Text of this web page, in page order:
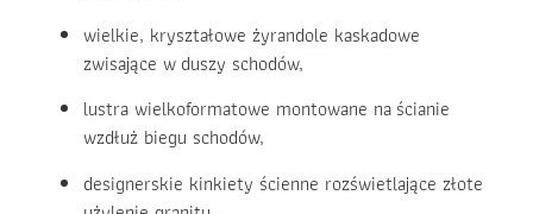
wielkie, kryształowe żyrandole kaskadowe
zwisające w duszy schodów,
lustra wielkoformatowe montowane na ścianie
wzdłuż biegu schodów,
designerskie kinkiety ścienne rozświetlające złote